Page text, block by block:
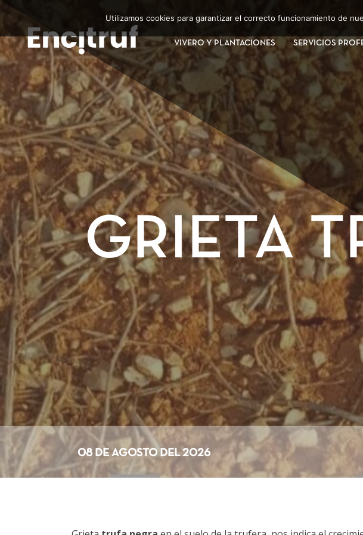
VIVERO Y PLANTACIONES SERVICIOS
GRIETA
08 DE AGOSTO DEL 2026
Utilizamos cookies para garantizar el correcto funcionamiento de